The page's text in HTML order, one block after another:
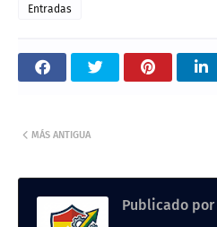
Entradas
MÁS ANTIGUA
Publicado por